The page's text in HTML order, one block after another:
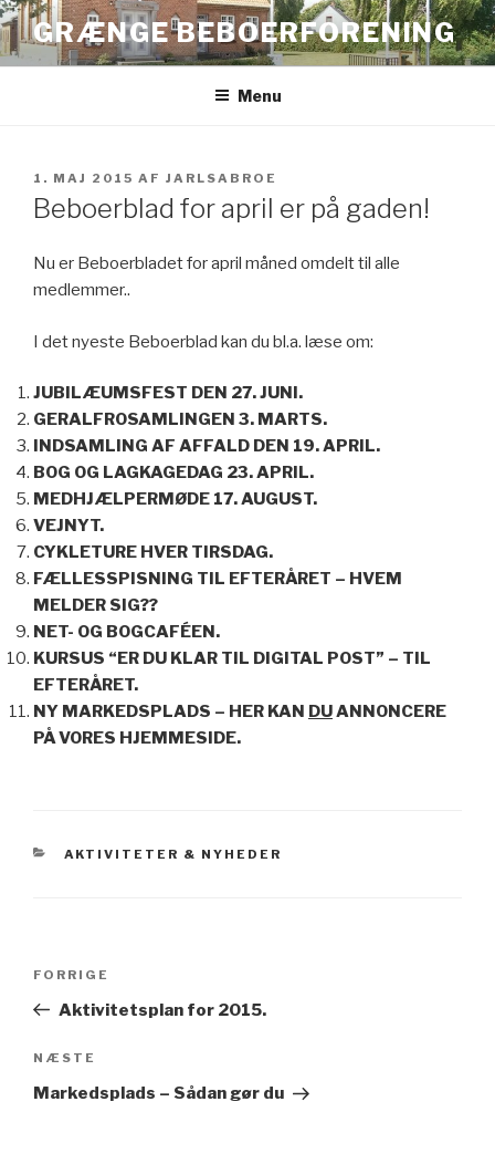
Videre
til
indhold
GRÆNGE BEBOERFORENING
Menu
UDGIVET
DEN
1. MAJ 2015 AF JARLSABROE
Beboerblad for april er på gaden!
Nu er Beboerbladet for april måned omdelt til alle
medlemmer..
I det nyeste Beboerblad kan du bl.a. læse om:
JUBILÆUMSFEST DEN 27. JUNI.
GERALFROSAMLINGEN 3. MARTS.
INDSAMLING AF AFFALD DEN 19. APRIL.
BOG OG LAGKAGEDAG 23. APRIL.
MEDHJÆLPERMØDE 17. AUGUST.
VEJNYT.
CYKLETURE HVER TIRSDAG.
FÆLLESSPISNING TIL EFTERÅRET – HVEM
MELDER SIG??
NET- OG BOGCAFÉEN.
KURSUS “ER DU KLAR TIL DIGITAL POST” – TIL
EFTERÅRET.
NY MARKEDSPLADS – HER KAN DUANNONCERE
PÅ VORES HJEMMESIDE.
KATEGORIER
AKTIVITETER & NYHEDER
Forrige
indlæg
FORRIGE
Aktivitetsplan for 2015.
Næste
indlæg
NÆSTE
Markedsplads – Sådan gør du